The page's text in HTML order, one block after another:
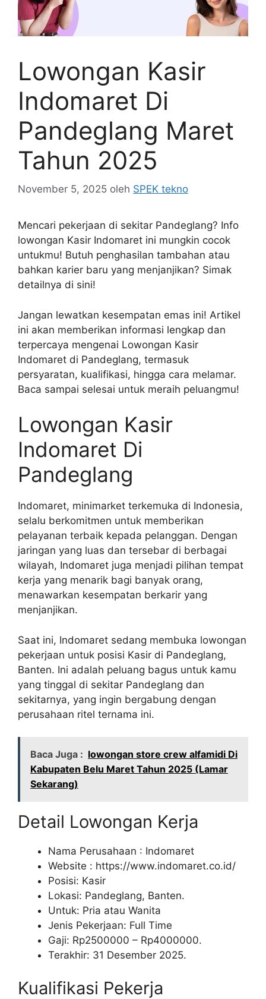
Lowongan Kasir
Indomaret Di
Pandeglang Maret
Tahun 2025
November 5, 2025 oleh SPEK tekno
Mencari pekerjaan di sekitar Pandeglang? Info
lowongan Kasir Indomaret ini mungkin cocok
untukmu! Butuh penghasilan tambahan atau
bahkan karier baru yang menjanjikan? Simak
detailnya di sini!
Jangan lewatkan kesempatan emas ini! Artikel
ini akan memberikan informasi lengkap dan
terpercaya mengenai Lowongan Kasir
Indomaret di Pandeglang, termasuk
persyaratan, kualifikasi, hingga cara melamar.
Baca sampai selesai untuk meraih peluangmu!
Lowongan Kasir
Indomaret Di
Pandeglang
Indomaret, minimarket terkemuka di Indonesia,
selalu berkomitmen untuk memberikan
pelayanan terbaik kepada pelanggan. Dengan
jaringan yang luas dan tersebar di berbagai
wilayah, Indomaret juga menjadi pilihan tempat
kerja yang menarik bagi banyak orang,
menawarkan kesempatan berkarir yang
menjanjikan.
Saat ini, Indomaret sedang membuka lowongan
pekerjaan untuk posisi Kasir di Pandeglang,
Banten. Ini adalah peluang bagus untuk kamu
yang tinggal di sekitar Pandeglang dan
sekitarnya, yang ingin bergabung dengan
perusahaan ritel ternama ini.
Baca Juga : lowongan store crew alfamidi Di
Kabupaten Belu Maret Tahun 2025 (Lamar
Sekarang)
Detail Lowongan Kerja
Nama Perusahaan : Indomaret
Website : https://www.indomaret.co.id/
Posisi: Kasir
Lokasi: Pandeglang, Banten.
Untuk: Pria atau Wanita
Jenis Pekerjaan: Full Time
Gaji: Rp2500000 – Rp4000000.
Terakhir: 31 Desember 2025.
Kualifikasi Pekerja